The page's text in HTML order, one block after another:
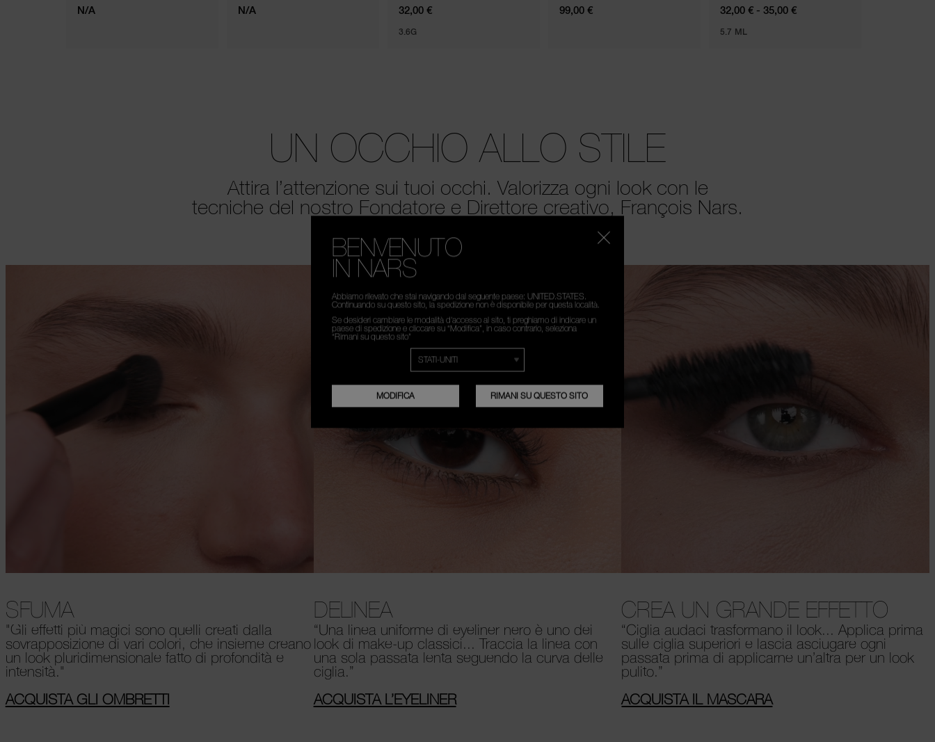
N/A N/A 32,00 €
3.6G
99,00 € 32,00 € - 35,00 €
5.7 ML
UN OCCHIO ALLO STILE
Attira l’attenzione sui tuoi occhi. Valorizza ogni look con le
tecniche del nostro Fondatore e Direttore creativo, François Nars.
SFUMA
"Gli effetti più magici sono quelli creati dalla
sovrapposizione di vari colori, che insieme creano
un look pluridimensionale fatto di profondità e
intensità."
ACQUISTA GLI OMBRETTI
DELINEA
“Una linea uniforme di eyeliner nero è uno dei
look di make-up classici... Traccia la linea con
una sola passata lenta seguendo la curva delle
ciglia.”
ACQUISTA L’EYELINER
CREA UN GRANDE EFFETTO
“Ciglia audaci trasformano il look... Applica prima
sulle ciglia superiori e lascia asciugare ogni
passata prima di applicarne un’altra per un look
pulito.”
ACQUISTA IL MASCARA
BENVENUTO
IN NARS
Abbiamo rilevato che stai navigando dal seguente paese: UNITED.STATES.
Continuando su questo sito, la spedizione non è disponibile per questa località.
Se desideri cambiare le modalità d’accesso al sito, ti preghiamo di indicare un
paese di spedizione e cliccare su “Modifica”, in caso contrario, seleziona
“Rimani su questo sito”
MODIFICA RIMANI SU QUESTO SITO